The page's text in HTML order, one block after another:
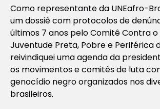
Como representante da UNEafro-
um dossiê com protocolos de
últimos 7 anos pelo Comitê Contra
Juventude Preta, Pobre e Periférica
reivindiquei uma agenda da
os movimentos e comitês de luta
genocídio negro organizados nos
brasileiros.